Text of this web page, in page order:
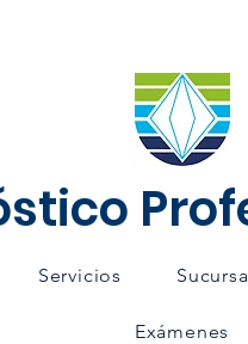
Servicios
Exámenes